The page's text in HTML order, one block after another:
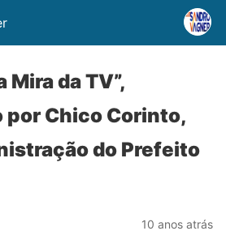
Mira da TV”,
Chico Corinto,
do Prefeito
10 anos atrás